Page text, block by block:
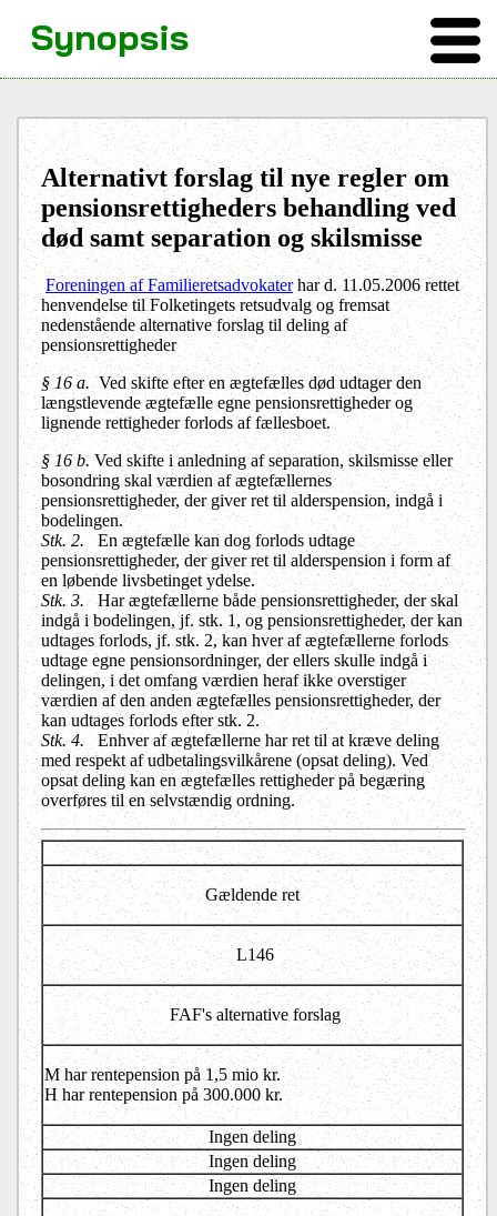
Alternativt forslag til nye regler om
pensionsrettigheders behandling ved
død samt separation og skilsmisse
Foreningen af Familieretsadvokaterhar d. 11.05.2006 rettet
henvendelse til Folketingets retsudvalg og fremsat
nedenstående alternative forslag til deling af
pensionsrettigheder
§ 16 a. Ved skifte efter en ægtefælles død udtager den
længstlevende ægtefælle egne pensionsrettigheder og
lignende rettigheder forlods af fællesboet.
§ 16 b. Ved skifte i anledning af separation, skilsmisse eller
bosondring skal værdien af ægtefællernes
pensionsrettigheder, der giver ret til alderspension, indgå i
bodelingen.
Stk. 2.
En ægtefælle kan dog forlods udtage
pensionsrettigheder, der giver ret til alderspension i form af
en løbende livsbetinget ydelse.
Stk. 3.
Har ægtefællerne både pensionsrettigheder, der skal
indgå i bodelingen, jf. stk. 1, og pensionsrettigheder, der kan
udtages forlods, jf. stk. 2, kan hver af ægtefællerne forlods
udtage egne pensionsordninger, der ellers skulle indgå i
delingen, i det omfang værdien heraf ikke overstiger
værdien af den anden ægtefælles pensionsrettigheder, der
kan udtages forlods efter stk. 2.
Stk. 4.
Enhver af ægtefællerne har ret til at kræve deling
med respekt af udbetalingsvilkårene (opsat deling). Ved
opsat deling kan en ægtefælles rettigheder på begæring
overføres til en selvstændig ordning.
Gældende ret
L146
FAF's alternative forslag
M har rentepension på 1,5 mio kr.
H har rentepension på 300.000 kr.
Ingen deling
Ingen deling
Ingen deling
Synopsis